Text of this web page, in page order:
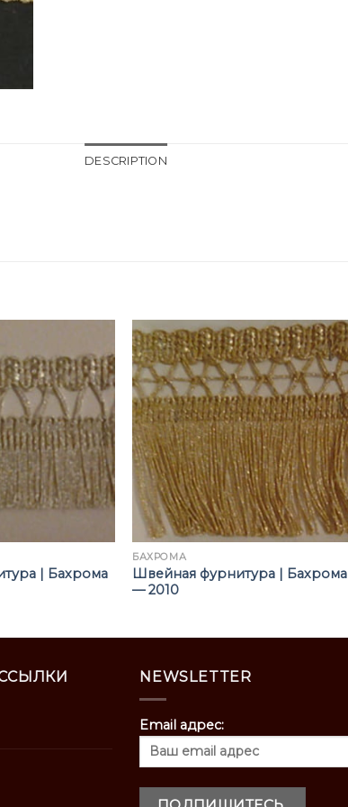
DESCRIPTION
| Бахрома
БАХРОМА
Швейная фурнитура | Бахрома
— 2010
NEWSLETTER
Email адрес: